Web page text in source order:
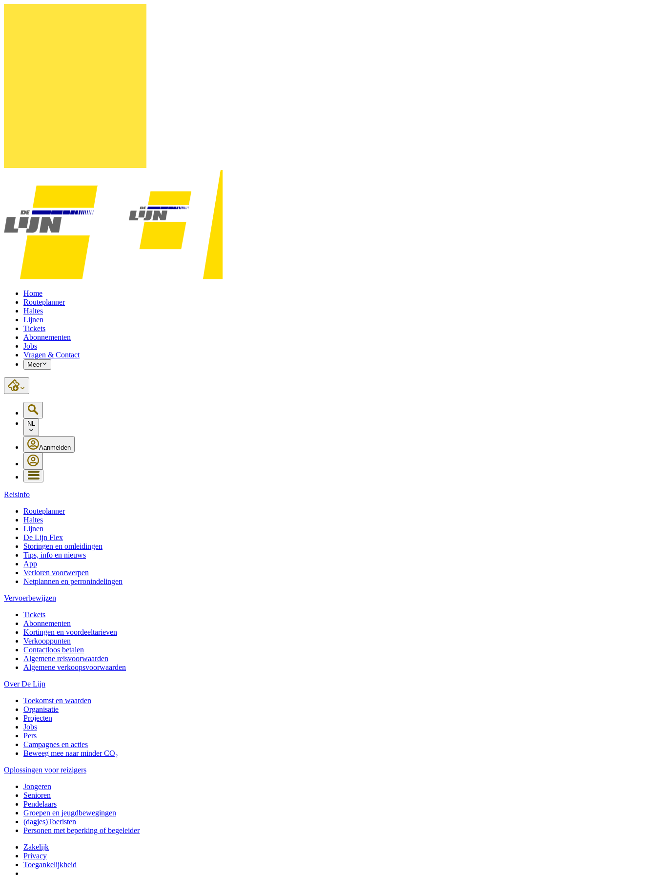
Home
Routeplanner
Haltes
Lijnen
Tickets
Abonnementen
Jobs
Vragen & Contact
Meer
NL
Aanmelden
Reisinfo
Routeplanner
Haltes
Lijnen
De Lijn Flex
Storingen en omleidingen
Tips, info en nieuws
App
Verloren voorwerpen
Netplannen en perronindelingen
Vervoerbewijzen
Tickets
Abonnementen
Kortingen en voordeeltarieven
Verkooppunten
Contactloos betalen
Algemene reisvoorwaarden
Algemene verkoopsvoorwaarden
Over De Lijn
Toekomst en waarden
Organisatie
Projecten
Jobs
Pers
Campagnes en acties
Beweeg mee naar minder CO₂
Oplossingen voor reizigers
Jongeren
Senioren
Pendelaars
Groepen en jeugdbewegingen
(dagjes)Toeristen
Personen met beperking of begeleider
Zakelijk
Privacy
Toegankelijkheid